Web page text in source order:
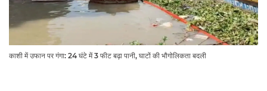
काशी में उफान पर गंगा: 24 घंटे में 3 फीट बढ़ा पानी, घाटों की भौगोलिकता बदली